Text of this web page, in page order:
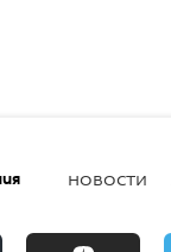
НОВОСТИ